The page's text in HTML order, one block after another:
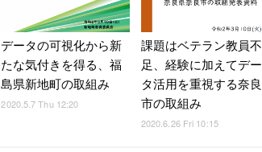
データの可視化から新
たな気付きを得る、福
島県新地町の取組み
2020.5.7 Thu 12:20
課題はベテラン教員不
足、経験に加えてデー
タ活用を重視する奈良
市の取組み
2020.6.26 Fri 10:15